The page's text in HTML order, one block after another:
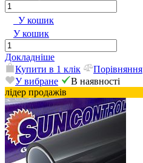
У кошик
У кошик
Докладніше
Купити в 1 клік
Порівняння
У вибране
В наявності
лідер продажів